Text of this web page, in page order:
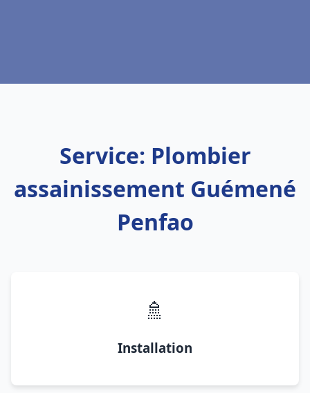
Service: Plombier
assainissement Guémené
Penfao
🚿
Installation